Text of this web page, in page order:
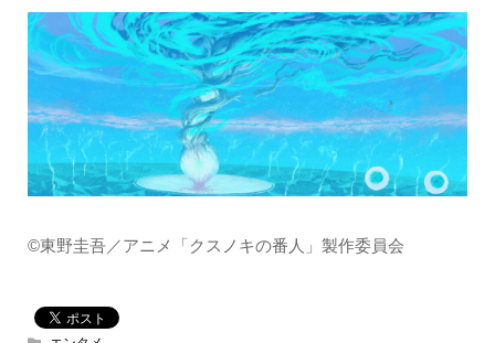
©東野圭吾／アニメ「クスノキの番人」製作委員会